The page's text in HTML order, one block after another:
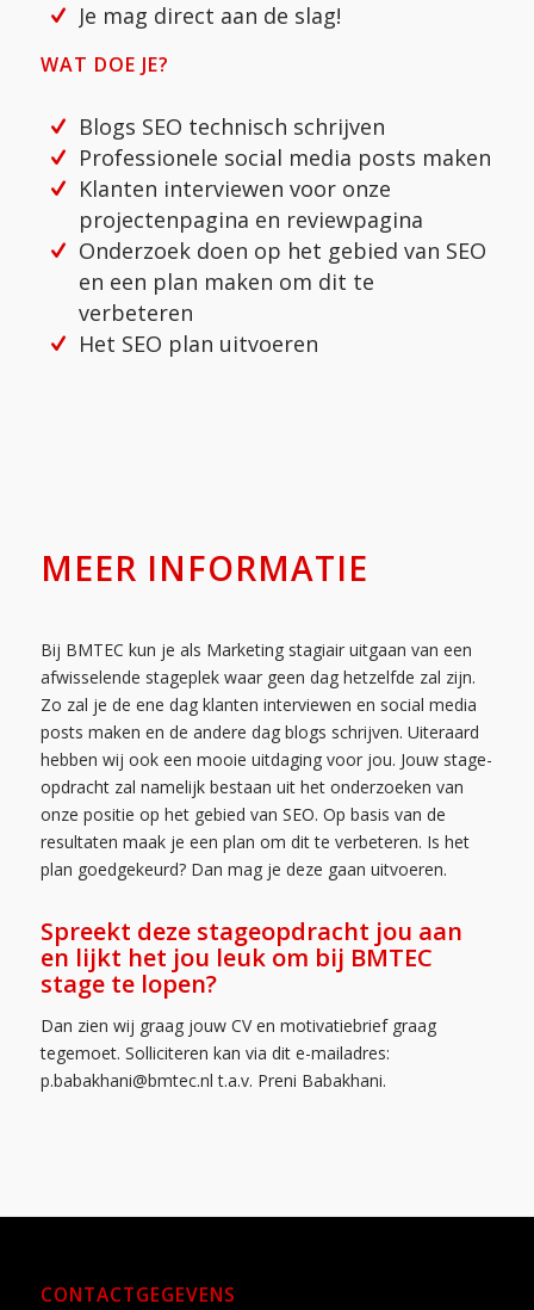
Je mag direct aan de slag!
WAT DOE JE?
Blogs SEO technisch schrijven
Professionele social media posts maken
Klanten interviewen voor onze
projectenpagina en reviewpagina
Onderzoek doen op het gebied van SEO
en een plan maken om dit te
verbeteren
Het SEO plan uitvoeren
MEER INFORMATIE
Bij BMTEC kun je als Marketing stagiair uitgaan van een
afwisselende stageplek waar geen dag hetzelfde zal zijn.
Zo zal je de ene dag klanten interviewen en social media
posts maken en de andere dag blogs schrijven. Uiteraard
hebben wij ook een mooie uitdaging voor jou. Jouw stage-
opdracht zal namelijk bestaan uit het onderzoeken van
onze positie op het gebied van SEO. Op basis van de
resultaten maak je een plan om dit te verbeteren. Is het
plan goedgekeurd? Dan mag je deze gaan uitvoeren.
Spreekt deze stageopdracht jou aan
en lijkt het jou leuk om bij BMTEC
stage te lopen?
Dan zien wij graag jouw CV en motivatiebrief graag
tegemoet. Solliciteren kan via dit e-mailadres:
p.babakhani@bmtec.nl t.a.v. Preni Babakhani.
CONTACTGEGEVENS